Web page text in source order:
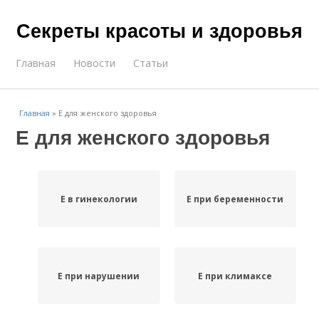
Секреты красоты и здоровья
Главная Новости Статьи
Главная » Е для женского здоровья
Е для женского здоровья
Е в гинекологии Е при беременности
Е при нарушении Е при климаксе